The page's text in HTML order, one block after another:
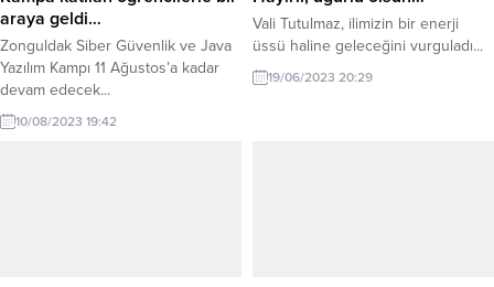
araya geldi…
Zonguldak Siber Güvenlik ve Java
Yazılım Kampı 11 Ağustos’a kadar
devam edecek...
10/08/2023 19:42
Vali Tutulmaz, ilimizin bir enerji
üssü haline geleceğini vurguladı...
19/06/2023 20:29